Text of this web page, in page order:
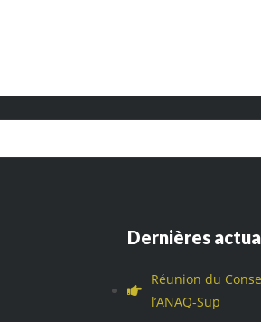
Dernières
Réunion du
l’ANAQ-Sup